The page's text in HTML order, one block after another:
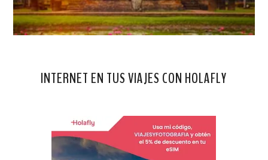
INTERNET EN TUS VIAJES CON HOLAFLY